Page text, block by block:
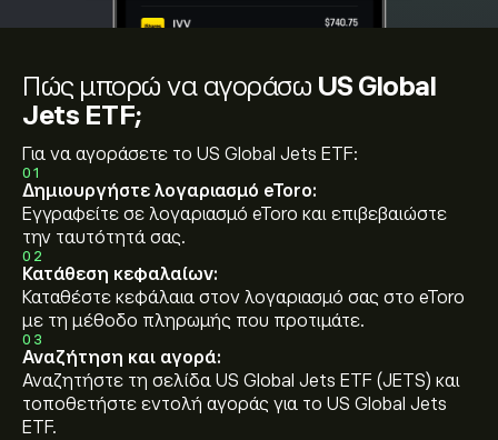
Πώς μπορώ να αγοράσω US Global
Jets ETF;
Για να αγοράσετε το US Global Jets ETF:
01
Δημιουργήστε λογαριασμό eToro:
Εγγραφείτε σε λογαριασμό eToro και επιβεβαιώστε
την ταυτότητά σας.
02
Κατάθεση κεφαλαίων:
Καταθέστε κεφάλαια στον λογαριασμό σας στο eToro
με τη μέθοδο πληρωμής που προτιμάτε.
03
Αναζήτηση και αγορά:
Αναζητήστε τη σελίδα US Global Jets ETF (JETS) και
τοποθετήστε εντολή αγοράς για το US Global Jets
ETF.